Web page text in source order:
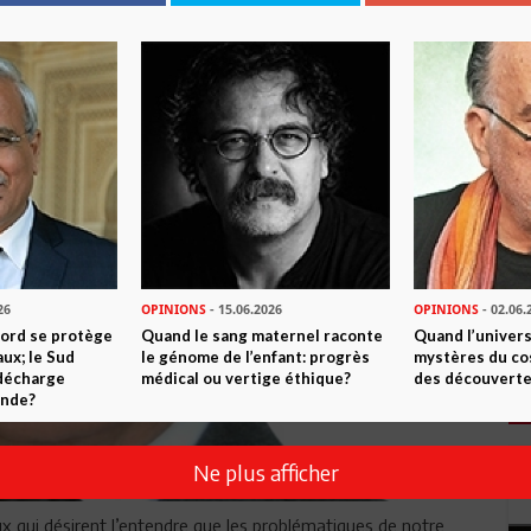
qui désirent l’entendre que les problématiques de notre
se protège
le Sud
OPINIONS - 15.06.2026
Quand le sang maternel raconte
le génome de l’enfant: progrès
médical ou vertige éthique?
OPINIONS-
Quand
mystères du
des
Ne plus afficher